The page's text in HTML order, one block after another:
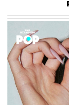
เพื่อปรับปรุงบริ
ไม่เหมือนใคร เช่
บนโลกแห่งควา
ทาง
การรวมแอปเข้า
มีนัยสำคัญ
บริการ iOS ที่ต้